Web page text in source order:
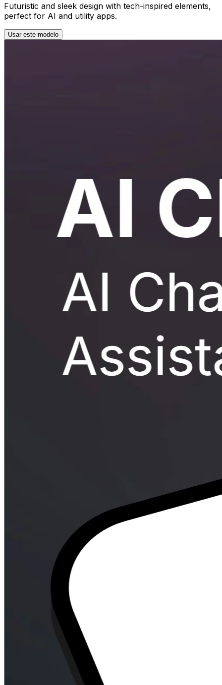
Futuristic and sleek design with tech-inspired elements,
perfect for AI and utility apps.
Usar este modelo